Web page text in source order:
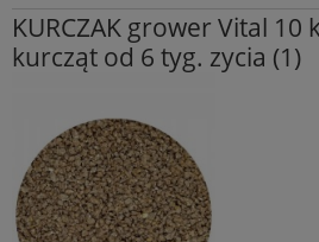
KURCZAK grower Vital 10
kurcząt od 6 tyg. zycia (1)